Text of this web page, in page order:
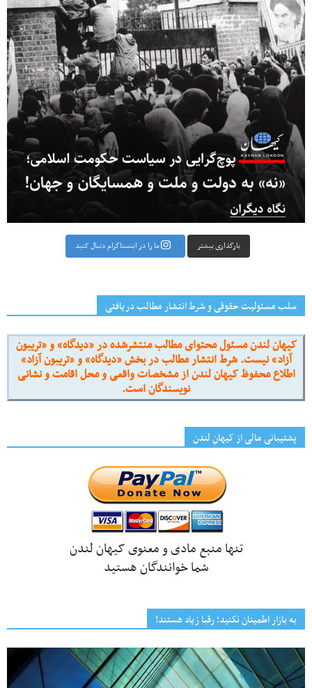
بارگذاری بیشتر ما را در اینستاگرام دنبال کنید
سلب مسئولیت حقوقی و شرط انتشار مطالب دریافتی
کیهان لندن مسئول محتوای مطالب منتشرشده در «دیدگاه» و «تریبون
آزاد» نیست. شرط انتشار مطالب در بخش «دیدگاه» و «تریبون آزاد»
اطلاع محفوظ کیهان لندن از مشخصات واقعی و محل اقامت و نشانی
نویسندگان است.
پشتیبانی مالی از کیهانِ لندن
تنها منبع مادی و معنوی کیهان لندن
شما خوانندگان هستید
به بازار اطمینان نکنید؛ رقبا زیاد هستند!